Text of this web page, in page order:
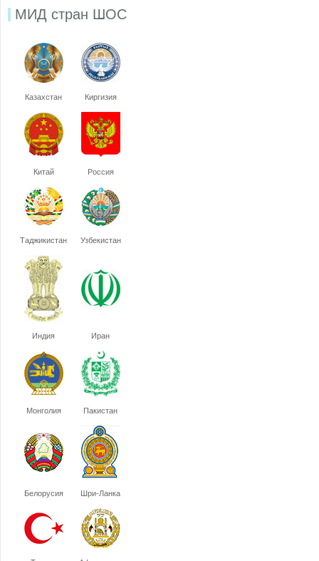
МИД стран ШОС
Казахстан Киргизия
Китай Россия
Таджикистан Узбекистан
Индия Иран
Монголия Пакистан
Белорусия Шри-Ланка